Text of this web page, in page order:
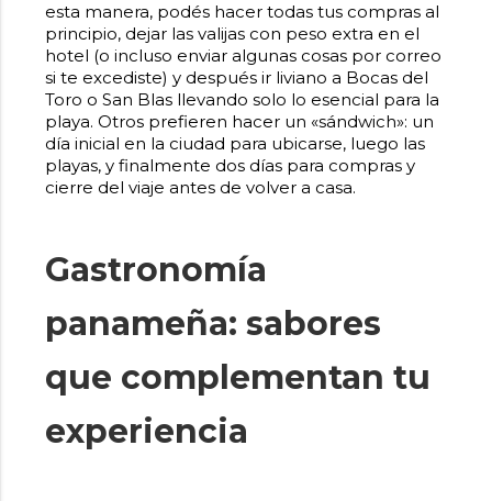
esta manera, podés hacer todas tus compras al
principio, dejar las valijas con peso extra en el
hotel (o incluso enviar algunas cosas por correo
si te excediste) y después ir liviano a Bocas del
Toro o San Blas llevando solo lo esencial para la
playa. Otros prefieren hacer un «sándwich»: un
día inicial en la ciudad para ubicarse, luego las
playas, y finalmente dos días para compras y
cierre del viaje antes de volver a casa.
Gastronomía
panameña: sabores
que complementan tu
experiencia